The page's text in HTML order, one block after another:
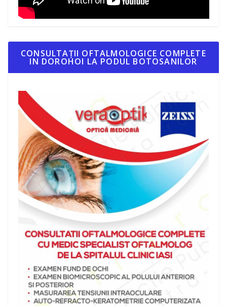
CONSULTAȚII OFTALMOLOGICE COMPLETE
IN DOROHOI LA PODUL BOTOSANILOR